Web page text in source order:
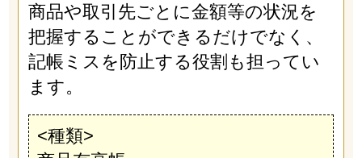
商品や取引先ごとに金額等の状況を
把握することができるだけでなく、
記帳ミスを防止する役割も担ってい
ます。
<種類>